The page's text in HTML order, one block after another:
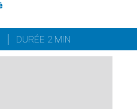
DURÉE 2 MIN